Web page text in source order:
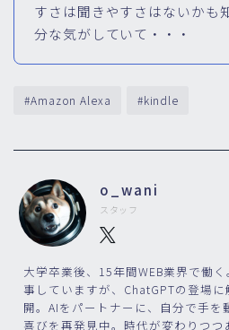
すさは聞きやすさはないかも
分な気がしていて・・・
#Amazon Alexa #kindle
o_wani
スタッフ
大学卒業後、15年間WEB業界で働
事していますが、ChatGPTの登場
開。AIをパートナーに、自分で手を
喜びを再発見中。時代が変わりつ